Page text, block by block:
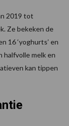
2019 tot
Ze bekeken de
16 ‘yoghurts’ en
halfvolle melk en
kan tippen